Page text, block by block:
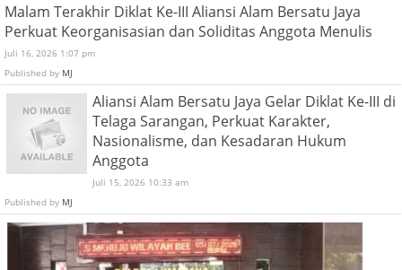
Malam Terakhir Diklat Ke-III Aliansi Alam Bersatu Jaya
Perkuat Keorganisasian dan Soliditas Anggota Menulis
Juli 16, 2026 1:07 pm
Published by MJ
Aliansi Alam Bersatu Jaya Gelar Diklat Ke-III di
Telaga Sarangan, Perkuat Karakter,
Nasionalisme, dan Kesadaran Hukum
Anggota
Juli 15, 2026 10:33 am
Published by MJ